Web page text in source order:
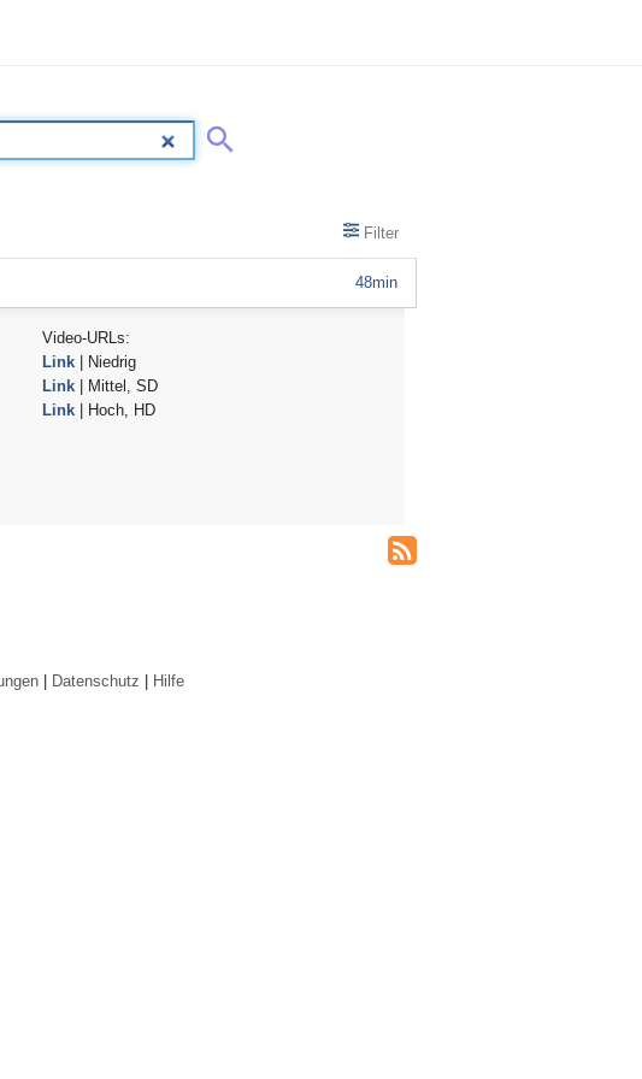
Filter
48min
Video-URLs:
Link| Niedrig
Link| Mittel, SD
Link| Hoch, HD
| Datenschutz | Hilfe